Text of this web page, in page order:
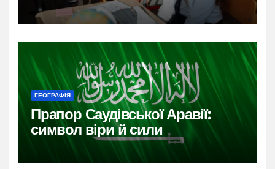
ГЕОГРАФІЯ
Прапор Саудівської Аравії:
символ віри й сили